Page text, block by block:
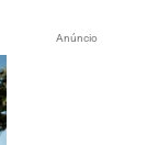
Anúncio